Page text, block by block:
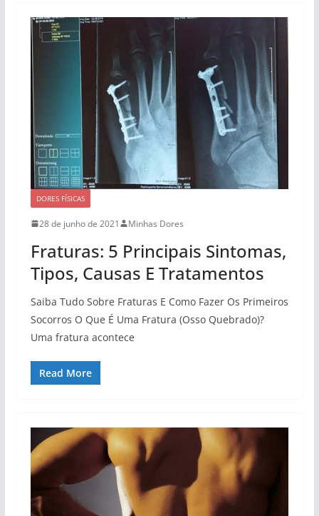
DORES FÍSICAS
28 de junho de 2021 Minhas Dores
Fraturas: 5 Principais Sintomas,
Tipos, Causas E Tratamentos
Saiba Tudo Sobre Fraturas E Como Fazer Os Primeiros
Socorros O Que É Uma Fratura (Osso Quebrado)?
Uma fratura acontece
Read More